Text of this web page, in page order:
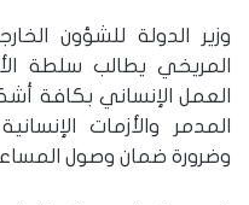
وزير الدولة للشؤون
المريخي يطالب سلطة
العمل الإنساني بكافة
المدمر والأزمات
وضرورة ضمان وصول